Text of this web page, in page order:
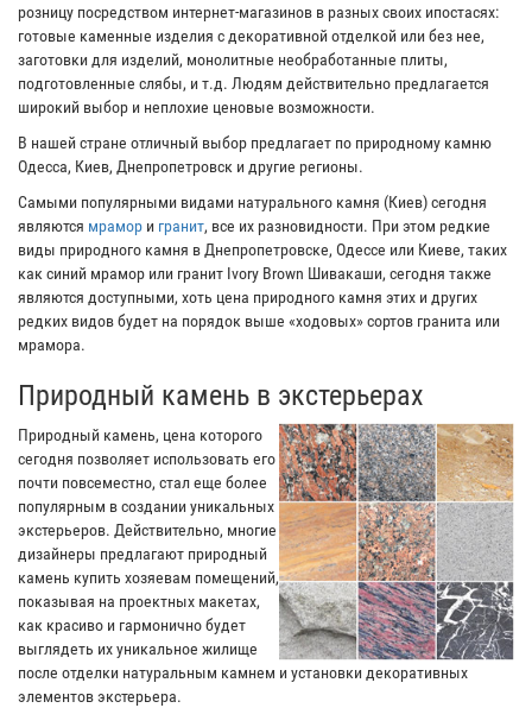
розницу посредством интернет-магазинов в разных своих ипостасях:
готовые каменные изделия с декоративной отделкой или без нее,
заготовки для изделий, монолитные необработанные плиты,
подготовленные слябы, и т.д. Людям действительно предлагается
широкий выбор и неплохие ценовые возможности.
В нашей стране отличный выбор предлагает по природному камню
Одесса, Киев, Днепропетровск и другие регионы.
Самыми популярными видами натурального камня (Киев) сегодня
являются мрамор и гранит, все их разновидности. При этом редкие
виды природного камня в Днепропетровске, Одессе или Киеве, таких
как синий мрамор или гранит Ivory Brown Шивакаши, сегодня также
являются доступными, хоть цена природного камня этих и других
редких видов будет на порядок выше «ходовых» сортов гранита или
мрамора.
Природный камень в экстерьерах
Природный камень, цена которого
сегодня позволяет использовать его
почти повсеместно, стал еще более
популярным в создании уникальных
экстерьеров. Действительно, многие
дизайнеры предлагают природный
камень купить хозяевам помещений,
показывая на проектных макетах,
как красиво и гармонично будет
выглядеть их уникальное жилище
после отделки натуральным камнем и установки декоративных
элементов экстерьера.